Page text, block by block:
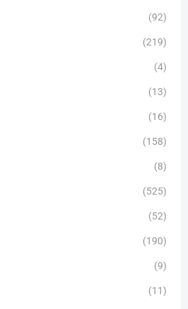
(92)
(219)
(4)
(13)
(16)
(158)
(8)
(525)
(52)
(190)
(9)
(11)